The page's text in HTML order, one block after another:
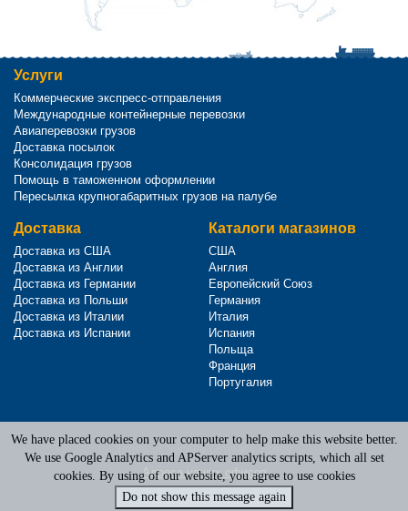
Услуги
Коммерческие экспресс-отправления
Международные контейнерные перевозки
Авиаперевозки грузов
Доставка посылок
Консолидация грузов
Помощь в таможенном оформлении
Пересылка крупногабаритных грузов на палубе
Доставка
Доставка из США
Доставка из Англии
Доставка из Германии
Доставка из Польши
Доставка из Италии
Доставка из Испании
Каталоги магазинов
США
Англия
Европейский Союз
Германия
Италия
Испания
Польща
Франция
Португалия
Terms of Service
Privacy Policy
Адреса наших офисов
We have placed cookies on your computer to help make this website better.
We use Google Analytics and APServer analytics scripts, which all set
cookies. By using of our website, you agree to use cookies
Do not show this message again